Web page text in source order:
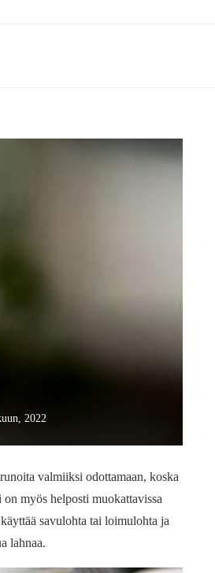
2022
valmiiksi odottamaan, koska
myös helposti muokattavissa
savulohta tai loimulohta ja
lahnaa.